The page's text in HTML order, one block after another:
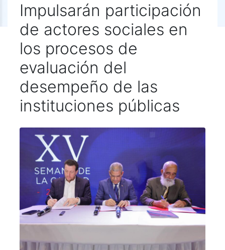
Impulsarán participación
de actores sociales en
los procesos de
evaluación del
desempeño de las
instituciones públicas